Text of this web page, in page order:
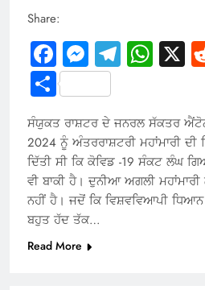
Share:
Facebook
Messenger
X
Share
ਸੰਯੁਕਤ ਰਾਸ਼ਟਰ ਦੇ ਜਨਰਲ ਸੱਕਤਰ
2024 ਨੂੰ ਅੰਤਰਰਾਸ਼ਟਰੀ ਮਹਾਂਮਾਰੀ ਦੀ
ਦਿੱਤੀ ਸੀ ਕਿ ਕੋਵਿਡ -19 ਸੰਕਟ ਲੰਘ
ਵੀ ਬਾਕੀ ਹੈ। ਦੁਨੀਆ ਅਗਲੀ
ਨਹੀਂ ਹੈ। ਜਦੋਂ ਕਿ ਵਿਸ਼ਵਵਿਆਪੀ ਧਿਆਨ
ਬਹੁਤ ਹੱਦ ਤੱਕ…
Read More